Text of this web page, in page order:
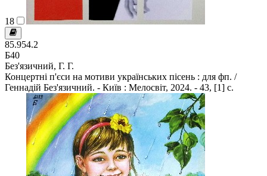
18
85.954.2
Б40
Без'язичний, Г. Г.
Концертні п'єси на мотиви українських пісень : для фп. /
Геннадій Без'язичний. - Київ : Мелосвіт, 2024. - 43, [1] с.